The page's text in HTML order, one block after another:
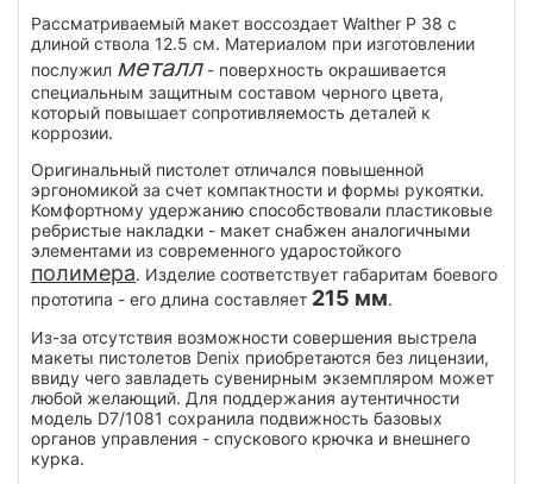
Рассматриваемый макет воссоздает Walther P 38 с
длиной ствола 12.5 см. Материалом при изготовлении
послужил металл- поверхность окрашивается
специальным защитным составом черного цвета,
который повышает сопротивляемость деталей к
коррозии.
Оригинальный пистолет отличался повышенной
эргономикой за счет компактности и формы рукоятки.
Комфортному удержанию способствовали пластиковые
ребристые накладки - макет снабжен аналогичными
элементами из современного ударостойкого
полимера. Изделие соответствует габаритам боевого
прототипа - его длина составляет 215 мм.
Из-за отсутствия возможности совершения выстрела
макеты пистолетов Denix приобретаются без лицензии,
ввиду чего завладеть сувенирным экземпляром может
любой желающий. Для поддержания аутентичности
модель D7/1081 сохранила подвижность базовых
органов управления - спускового крючка и внешнего
курка.